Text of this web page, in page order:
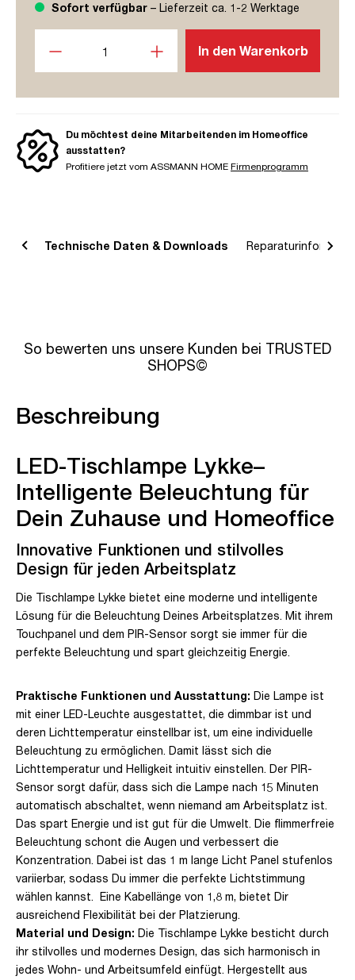
Sofort verfügbar – Lieferzeit ca. 1-2 Werktage
In den Warenkorb
Du möchtest deine Mitarbeitenden im Homeoffice
ausstatten?
Profitiere jetzt vom ASSMANN HOME Firmenprogramm
Technische Daten & Downloads
So bewerten uns unsere Kunden bei TRUSTED
SHOPS©
Beschreibung
LED-Tischlampe Lykke–
Intelligente Beleuchtung für
Dein Zuhause und Homeoffice
Innovative Funktionen und stilvolles
Design für jeden Arbeitsplatz
Die Tischlampe Lykke bietet eine moderne und intelligente
Lösung für die Beleuchtung Deines Arbeitsplatzes. Mit ihrem
Touchpanel und dem PIR-Sensor sorgt sie immer für die
perfekte Beleuchtung und spart gleichzeitig Energie.
Praktische Funktionen und Ausstattung: Die Lampe ist
mit einer LED-Leuchte ausgestattet, die dimmbar ist und
deren Lichttemperatur einstellbar ist, um eine individuelle
Beleuchtung zu ermöglichen. Damit lässt sich die
Lichttemperatur und Helligkeit intuitiv einstellen. Der PIR-
Sensor sorgt dafür, dass sich die Lampe nach 15 Minuten
automatisch abschaltet, wenn niemand am Arbeitsplatz ist.
Das spart Energie und ist gut für die Umwelt. Die flimmerfreie
Beleuchtung schont die Augen und verbessert die
Konzentration. Dabei ist das 1 m lange Licht Panel stufenlos
variierbar, sodass Du immer die perfekte Lichtstimmung
wählen kannst. Eine Kabellänge von 1,8 m, bietet Dir
ausreichend Flexibilität bei der Platzierung.
Material und Design: Die Tischlampe Lykke besticht durch
ihr stilvolles und modernes Design, das sich harmonisch in
jedes Wohn- und Arbeitsumfeld einfügt. Hergestellt aus